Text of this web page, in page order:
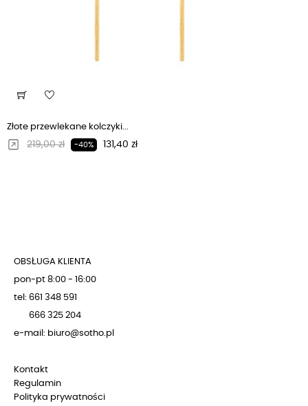
Złote przewlekane kolczyki...
Regularna cena
219,00 zł -40% Cena
131,40 zł
OBSŁUGA KLIENTA
pon-pt 8:00 - 16:00
tel: 661 348 591
666 325 204
e-mail: biuro@sotho.pl
Kontakt
Regulamin
Polityka prywatności